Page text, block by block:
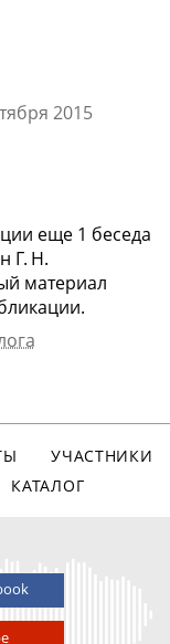
2015
еще 1 беcеда
Г. Н.
материал
УЧАСТНИКИ
КАТАЛОГ